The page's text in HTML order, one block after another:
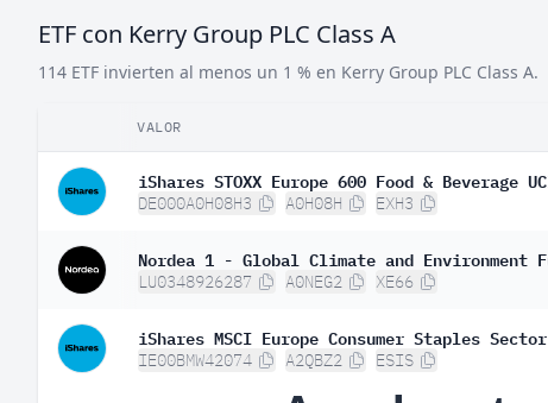
ETF con Kerry Group PLC Class A
114 ETF invierten al menos un 1 % en Kerry Group PLC Class A.
VALOR
iShares STOXX Europe 600 Food & Beverage
DE000A0H08H3 A0H08H EXH3
Nordea 1 - Global Climate and Environment
LU0348926287 A0NEG2 XE66
iShares MSCI Europe Consumer Staples Sector
IE00BMW42074 A2QBZ2 ESIS